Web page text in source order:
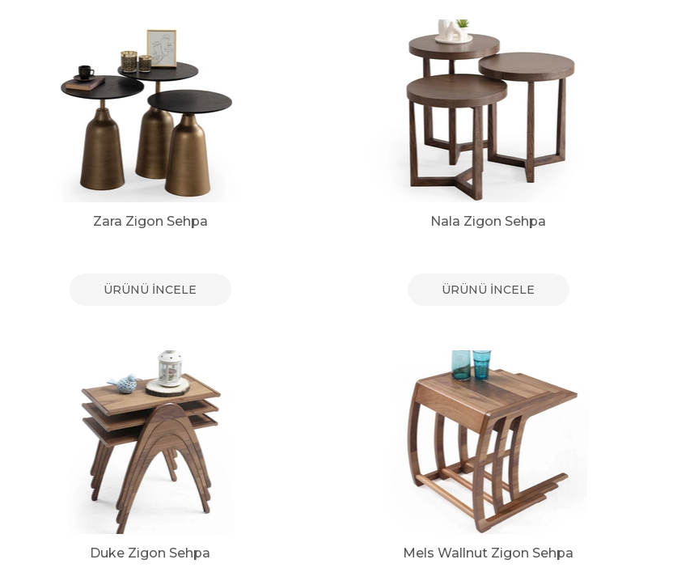
Zara Zigon Sehpa
ÜRÜNÜ İNCELE
Nala Zigon Sehpa
ÜRÜNÜ İNCELE
Duke Zigon Sehpa Mels Wallnut Zigon Sehpa